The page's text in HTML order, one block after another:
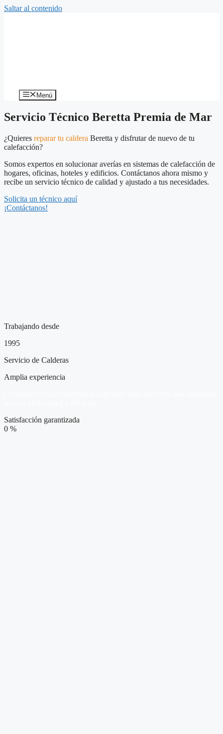
Saltar al contenido
Menú
Servicio Técnico Beretta Premia de Mar
¿Quieres reparar tu caldera Beretta y disfrutar de nuevo de tu
calefacción?
Somos expertos en solucionar averías en sistemas de calefacción de
hogares, oficinas, hoteles y edificios. Contáctanos ahora mismo y
recibe un servicio técnico de calidad y ajustado a tus necesidades.
Solicita un técnico aquí
¡Contáctanos!
Trabajando desde
1995
Servicio de Calderas
Amplia experiencia
Satisfacción garantizada
0 %